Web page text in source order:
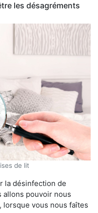
les désagréments
de lit
la désinfection de
allons pouvoir nous
vous nous faîtes